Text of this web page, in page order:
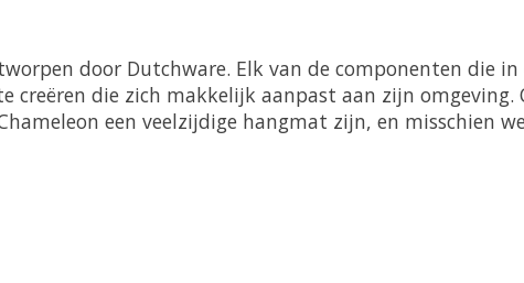
door Dutchware. Elk van de componenten die
die zich makkelijk aanpast aan zijn
een veelzijdige hangmat zijn, en misschien